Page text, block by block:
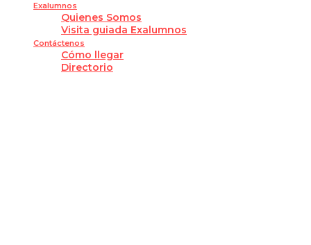
Exalumnos
Quienes Somos
Visita guiada Exalumnos
Contáctenos
Cómo llegar
Directorio